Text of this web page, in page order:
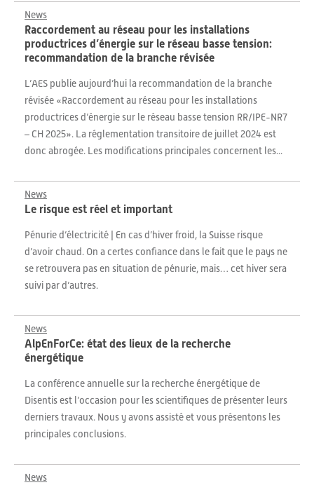
News
Raccordement au réseau pour les installations
productrices d’énergie sur le réseau basse tension:
recommandation de la branche révisée
L’AES publie aujourd’hui la recommandation de la branche
révisée «Raccordement au réseau pour les installations
productrices d’énergie sur le réseau basse tension RR/IPE-NR7
– CH 2025». La réglementation transitoire de juillet 2024 est
donc abrogée. Les modifications principales concernent les...
News
Le risque est réel et important
Pénurie d’électricité | En cas d’hiver froid, la Suisse risque
d’avoir chaud. On a certes confiance dans le fait que le pays ne
se retrouvera pas en situation de pénurie, mais… cet hiver sera
suivi par d’autres.
News
AlpEnForCe: état des lieux de la recherche
énergétique
La conférence annuelle sur la recherche énergétique de
Disentis est l’occasion pour les scientifiques de présenter leurs
derniers travaux. Nous y avons assisté et vous présentons les
principales conclusions.
News